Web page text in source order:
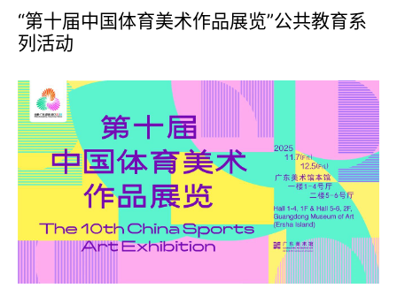
“第十届中国体育美术作品展览”公共教育系
列活动